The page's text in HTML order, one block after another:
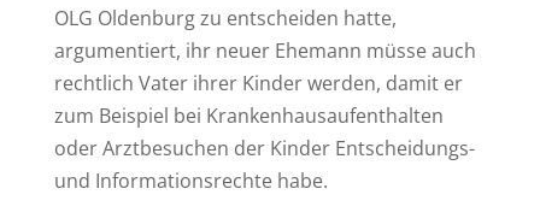
OLG Oldenburg zu entscheiden hatte,
argumentiert, ihr neuer Ehemann müsse auch
rechtlich Vater ihrer Kinder werden, damit er
zum Beispiel bei Krankenhausaufenthalten
oder Arztbesuchen der Kinder Entscheidungs-
und Informationsrechte habe.